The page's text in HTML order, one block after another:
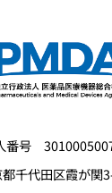
番号
千代田区霞が関